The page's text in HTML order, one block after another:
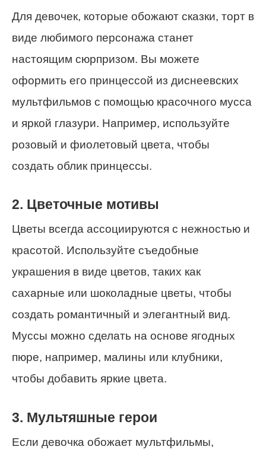
Для девочек, которые обожают сказки, торт в
виде любимого персонажа станет
настоящим сюрпризом. Вы можете
оформить его принцессой из диснеевских
мультфильмов с помощью красочного мусса
и яркой глазури. Например, используйте
розовый и фиолетовый цвета, чтобы
создать облик принцессы.
2. Цветочные мотивы
Цветы всегда ассоциируются с нежностью и
красотой. Используйте съедобные
украшения в виде цветов, таких как
сахарные или шоколадные цветы, чтобы
создать романтичный и элегантный вид.
Муссы можно сделать на основе ягодных
пюре, например, малины или клубники,
чтобы добавить яркие цвета.
3. Мультяшные герои
Если девочка обожает мультфильмы,